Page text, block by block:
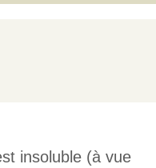
insoluble (à vue